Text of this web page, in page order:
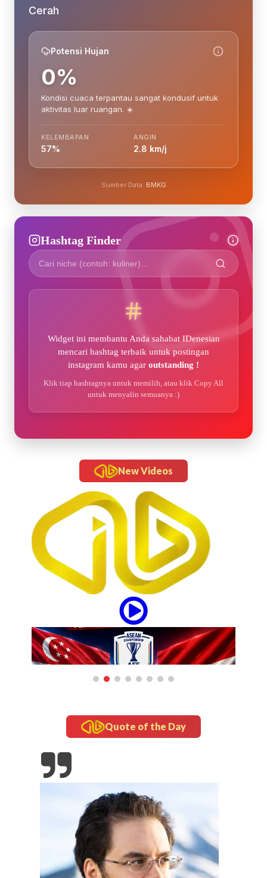
Cerah
Potensi Hujan
0%
Kondisi cuaca terpantau sangat kondusif untuk
aktivitas luar ruangan. ☀️
KELEMBAPAN
57%
ANGIN
2.8 km/j
Sumber Data: BMKG
Hashtag Finder
Widget ini membantu Anda sahabat IDenesian
mencari hashtag terbaik untuk postingan
instagram kamu agar outstanding !
Klik tiap hashtagnya untuk memilih, atau klik Copy All
untuk menyalin semuanya :)
New Videos
Quote of the Day